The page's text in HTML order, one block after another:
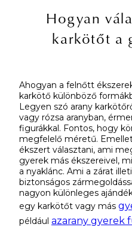
Hogyan
karkötőt a
Ahogyan a felnőtt
karkötő különböző
Legyen szó arany
vagy rózsa aranyban,
figurákkal. Fontos, hogy
megfelelő méretű.
ékszert választani, ami
gyerek más ékszereivel,
a nyaklánc. Ami a zárat
biztonságos
nagyon különleges
egy karkötőt vagy más
például azarany gyerek